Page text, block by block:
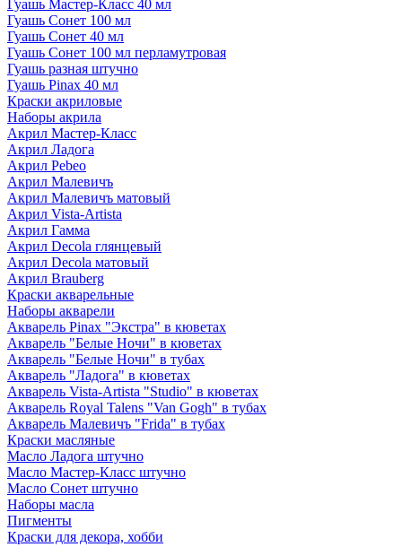
Гуашь Мастер-Класс 40 мл
Гуашь Сонет 100 мл
Гуашь Сонет 40 мл
Гуашь Сонет 100 мл перламутровая
Гуашь разная штучно
Гуашь Pinax 40 мл
Краски акриловые
Наборы акрила
Акрил Мастер-Класс
Акрил Ладога
Акрил Pebeo
Акрил Малевичъ
Акрил Малевичъ матовый
Акрил Vista-Artista
Акрил Гамма
Акрил Decola глянцевый
Акрил Decola матовый
Акрил Brauberg
Краски акварельные
Наборы акварели
Акварель Pinax "Экстра" в кюветах
Акварель "Белые Ночи" в кюветах
Акварель "Белые Ночи" в тубах
Акварель "Ладога" в кюветах
Акварель Vista-Artista "Studio" в кюветах
Акварель Royal Talens "Van Gogh" в тубах
Акварель Малевичъ "Frida" в тубах
Краски масляные
Масло Ладога штучно
Масло Мастер-Класс штучно
Масло Сонет штучно
Наборы масла
Пигменты
Краски для декора, хобби